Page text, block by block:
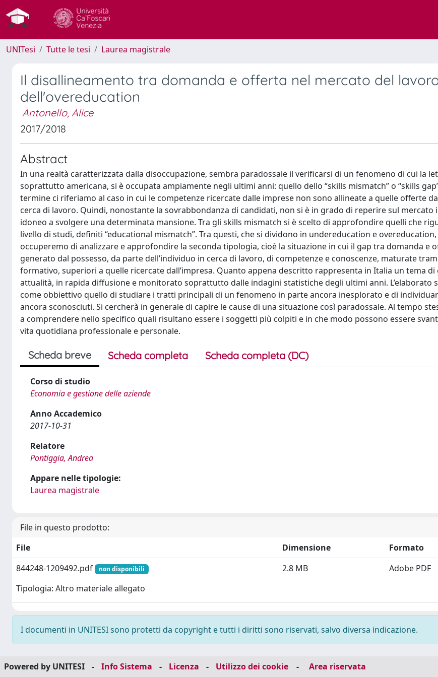
UNITesi Tutte le tesi Laurea magistrale
Il disallineamento tra domanda e offerta nel mercato del
dell'overeducation
Antonello, Alice
2017/2018
Abstract
In una realtà caratterizzata dalla disoccupazione, sembra paradossale il verificarsi di un fenomeno di cui la
soprattutto americana, si è occupata ampiamente negli ultimi anni: quello dello “skills mismatch” o “skills
termine ci riferiamo al caso in cui le competenze ricercate dalle imprese non sono allineate a quelle offerte
cerca di lavoro. Quindi, nonostante la sovrabbondanza di candidati, non si è in grado di reperire sul mercato
idoneo a svolgere una determinata mansione. Tra gli skills mismatch si è scelto di approfondire quelli che
livello di studi, definiti “educational mismatch”. Tra questi, che si dividono in undereducation e overeducation,
occuperemo di analizzare e approfondire la seconda tipologia, cioè la situazione in cui il gap tra domanda e
generato dal possesso, da parte dell’individuo in cerca di lavoro, di competenze e conoscenze, maturate
formativo, superiori a quelle ricercate dall’impresa. Quanto appena descritto rappresenta in Italia un tema di
attualità, in rapida diffusione e monitorato soprattutto dalle indagini statistiche degli ultimi anni. L’elaborato
come obbiettivo quello di studiare i tratti principali di un fenomeno in parte ancora inesplorato e di
ancora sconosciuti. Si cercherà in generale di capire le cause di una situazione così paradossale. Al tempo
a comprendere nello specifico quali risultano essere i soggetti più colpiti e in che modo possono essere
vita quotidiana professionale e personale.
Scheda breve Scheda completa Scheda completa (DC)
Corso di studio
Economia e gestione delle aziende
Anno Accademico
2017-10-31
Relatore
Pontiggia, Andrea
Appare nelle tipologie:
Laurea magistrale
File in questo prodotto:
File
Dimensione
Formato
844248-1209492.pdf
non disponibili
Tipologia: Altro materiale allegato
2.8 MB Adobe PDF
I documenti in UNITESI sono protetti da copyright e tutti i diritti sono riservati, salvo diversa indicazione.
Powered by UNITESI - Info Sistema - Licenza - Utilizzo dei cookie - Area riservata